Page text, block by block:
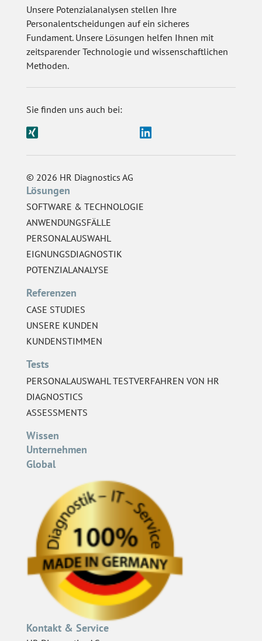
Unsere Potenzialanalysen stellen Ihre
Personalentscheidungen auf ein sicheres
Fundament. Unsere Lösungen helfen Ihnen mit
zeitsparender Technologie und wissenschaftlichen
Methoden.
Sie finden uns auch bei:
© 2026 HR Diagnostics AG
Lösungen
SOFTWARE & TECHNOLOGIE
ANWENDUNGSFÄLLE
PERSONALAUSWAHL
EIGNUNGSDIAGNOSTIK
POTENZIALANALYSE
Referenzen
CASE STUDIES
UNSERE KUNDEN
KUNDENSTIMMEN
Tests
PERSONALAUSWAHL TESTVERFAHREN VON HR
DIAGNOSTICS
ASSESSMENTS
Wissen
Unternehmen
Global
Kontakt & Service